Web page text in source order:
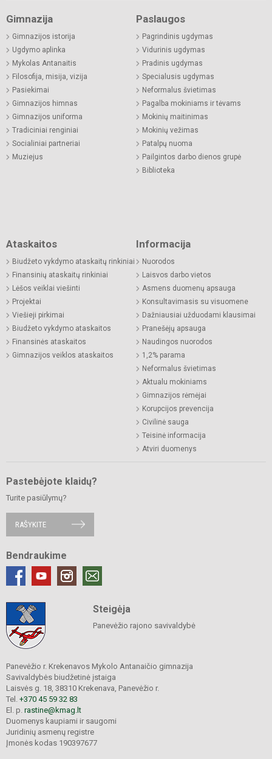
Gimnazija
Gimnazijos istorija
Ugdymo aplinka
Mykolas Antanaitis
Filosofija, misija, vizija
Pasiekimai
Gimnazijos himnas
Gimnazijos uniforma
Tradiciniai renginiai
Socialiniai partneriai
Muziejus
Paslaugos
Pagrindinis ugdymas
Vidurinis ugdymas
Pradinis ugdymas
Specialusis ugdymas
Neformalus švietimas
Pagalba mokiniams ir tėvams
Mokinių maitinimas
Mokinių vežimas
Patalpų nuoma
Pailgintos darbo dienos grupė
Biblioteka
Ataskaitos
Biudžeto vykdymo ataskaitų rinkiniai
Finansinių ataskaitų rinkiniai
Lėšos veiklai viešinti
Projektai
Viešieji pirkimai
Biudžeto vykdymo ataskaitos
Finansinės ataskaitos
Gimnazijos veiklos ataskaitos
Informacija
Nuorodos
Laisvos darbo vietos
Asmens duomenų apsauga
Konsultavimasis su visuomene
Dažniausiai užduodami klausimai
Pranešėjų apsauga
Naudingos nuorodos
1,2% parama
Neformalus švietimas
Aktualu mokiniams
Gimnazijos rėmėjai
Korupcijos prevencija
Civilinė sauga
Teisinė informacija
Atviri duomenys
Pastebėjote klaidų?
Turite pasiūlymų?
RAŠYKITE
Bendraukime
Steigėja
Panevėžio rajono savivaldybė
Panevėžio r. Krekenavos Mykolo Antanaičio gimnazija
Savivaldybės biudžetinė įstaiga
Laisvės g. 18, 38310 Krekenava, Panevėžio r.
Tel. +370 45 59 32 83
El. p. rastine@kmag.lt
Duomenys kaupiami ir saugomi
Juridinių asmenų registre
Įmonės kodas 190397677